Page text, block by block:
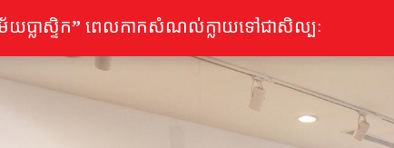
លាស្ទិក” ពេលកាកសំណល់ក្លាយទៅជាសិល្បៈ